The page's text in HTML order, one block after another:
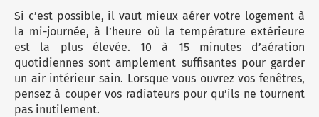
Si c’est possible, il vaut mieux aérer votre logement à
la mi-journée, à l’heure où la température extérieure
est la plus élevée. 10 à 15 minutes d’aération
quotidiennes sont amplement suffisantes pour garder
un air intérieur sain. Lorsque vous ouvrez vos fenêtres,
pensez à couper vos radiateurs pour qu’ils ne tournent
pas inutilement.